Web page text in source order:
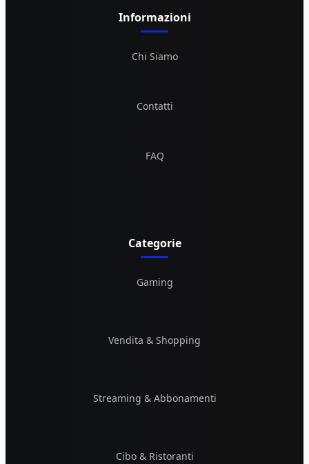
Informazioni
Chi Siamo
Contatti
FAQ
Categorie
Gaming
Vendita & Shopping
Streaming & Abbonamenti
Cibo & Ristoranti